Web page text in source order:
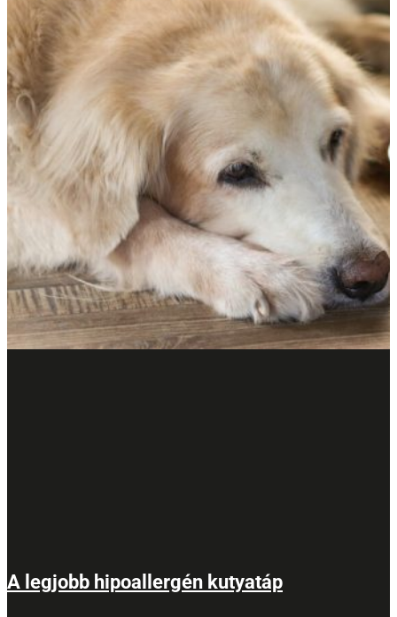
A legjobb hipoallergén kutyatáp